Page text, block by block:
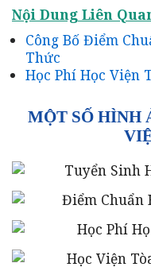
Nội Dung Liên
Công Bố Điểm
Thức
Học Phí Học Viện
MỘT SỐ HÌNH